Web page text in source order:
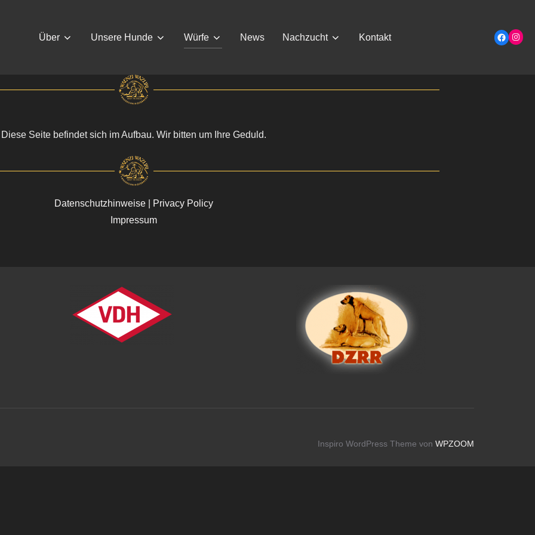
Über Unsere Hunde Würfe News Nachzucht Kontakt
Diese Seite befindet sich im Aufbau. Wir bitten um Ihre Geduld.
Datenschutzhinweise
Privacy Policy
Impressum
Inspiro WordPress Theme von WPZOOM